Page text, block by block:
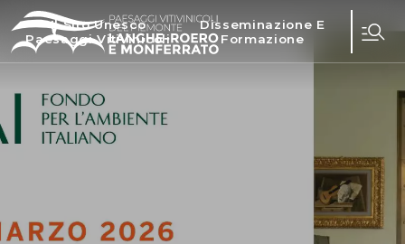
Il Sito Unesco
Paesaggi Vitivinicoli
Disseminazione E
Formazione